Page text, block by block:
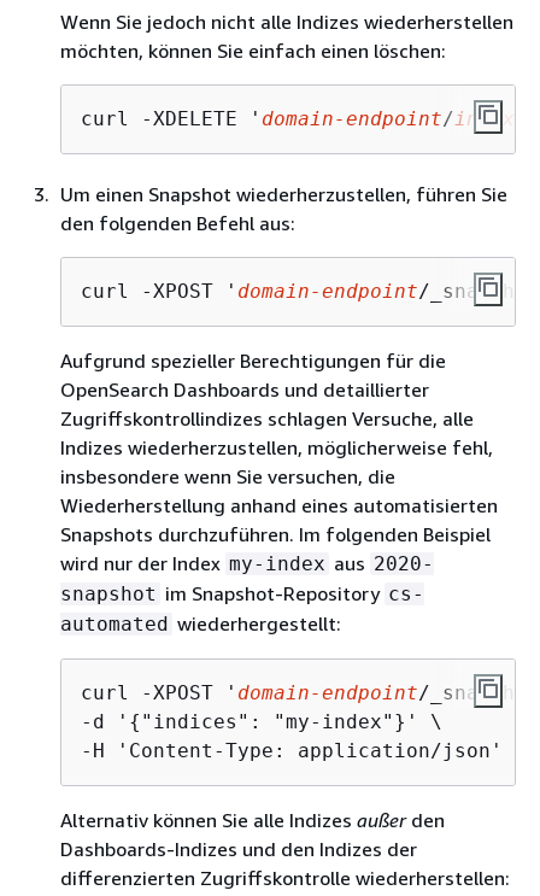
Wenn Sie jedoch nicht alle Indizes wiederherstellen
möchten, können Sie einfach einen löschen:
curl -XDELETE ' domain-endpoint/index-
Um einen Snapshot wiederherzustellen, führen Sie
den folgenden Befehl aus:
curl -XPOST ' domain-endpoint/
Aufgrund spezieller Berechtigungen für die
OpenSearch Dashboards und detaillierter
Zugriffskontrollindizes schlagen Versuche, alle
Indizes wiederherzustellen, möglicherweise fehl,
insbesondere wenn Sie versuchen, die
Wiederherstellung anhand eines automatisierten
Snapshots durchzuführen. Im folgenden Beispiel
wird nur der Index my-index aus 2020-
snapshot im Snapshot-Repository cs-
automated wiederhergestellt:
curl -XPOST ' domain-endpoint/
-d ' { "indices": "my-index"}' \
-H 'Content-Type: application/json'
Alternativ können Sie alle Indizes außerden
Dashboards-Indizes und den Indizes der
differenzierten Zugriffskontrolle wiederherstellen: